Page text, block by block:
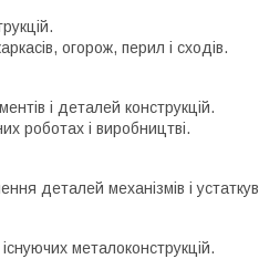
огорож, перил і сходів.
і деталей конструкцій.
роботах і виробництві.
деталей механізмів і
металоконструкцій.